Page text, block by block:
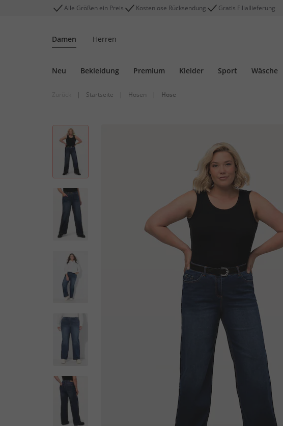
Alle Größen ein Preis Kostenlose Rücksendung Gratis Filiallieferung
Damen Herren
Neu Bekleidung Premium Kleider Sport Wäsche
| Startseite | Hosen | Hose